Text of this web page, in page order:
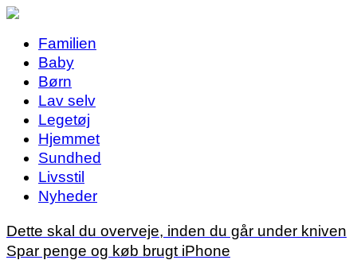
Familien
Baby
Børn
Lav selv
Legetøj
Hjemmet
Sundhed
Livsstil
Nyheder
Dette skal du overveje, inden du går under kniven
Spar penge og køb brugt iPhone